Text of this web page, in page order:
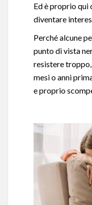
Ed è proprio qui
diventare
Perché alcune
punto di vista
resistere
mesi o anni
e proprio